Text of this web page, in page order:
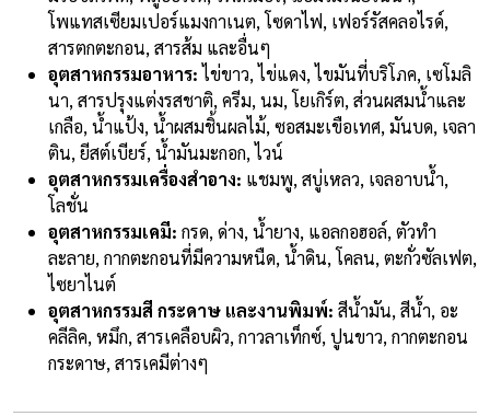
โพแทสเซียมเปอร์แมงกาเนต, โซดาไฟ, เฟอร์รัสคลอไรด์,
สารตกตะกอน, สารส้ม และอื่นๆ
อุตสาหกรรมอาหาร:ไข่ขาว, ไข่แดง, ไขมันที่บริโภค, เซโมลิ
นา, สารปรุงแต่งรสชาติ, ครีม, นม, โยเกิร์ต, ส่วนผสมน้ำและ
เกลือ, น้ำแป้ง, น้ำผสมชิ้นผลไม้, ซอสมะเขือเทศ, มันบด, เจลา
ติน, ยีสต์เบียร์, น้ำมันมะกอก, ไวน์
อุตสาหกรรมเครื่องสำอาง: แชมพู, สบู่เหลว, เจลอาบน้ำ,
โลชั่น
อุตสาหกรรมเคมี: กรด, ด่าง, น้ำยาง, แอลกอฮอล์, ตัวทำ
ละลาย, กากตะกอนที่มีความหนืด, น้ำดิน, โคลน, ตะกั่วซัลเฟต,
ไซยาไนต์
อุตสาหกรรมสี กระดาษ และงานพิมพ์: สีน้ำมัน, สีน้ำ, อะ
คลีลิค, หมึก, สารเคลือบผิว, กาวลาเท็กซ์, ปูนขาว, กากตะกอน
กระดาษ, สารเคมีต่างๆ